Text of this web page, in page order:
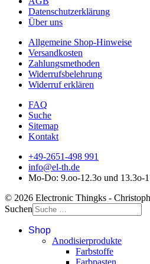
Datenschutzerklärung
Über uns
Allgemeine Shop-Hinweise
Versandkosten
Zahlungsmethoden
Widerrufsbelehrung
Widerruf erklären
FAQ
Suche
Sitemap
Kontakt
+49-2651-498 991
info@el-th.de
Mo-Do: 9.oo-12.3o und 13.3o-
© 2026 Electronic Thingks -
Suchen
Shop
Anodisierprodukte
Farbstoffe
Farbpasten